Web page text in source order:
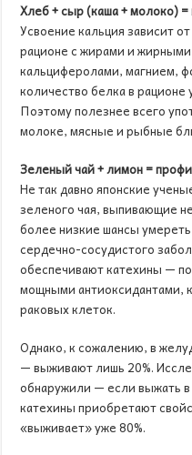
Хлеб + сыр (каша + молоко)
Усвоение кальция зависит
рационе с жирами и
кальциферолами, магнием,
количество белка в рационе
Поэтому полезнее всего
молоке, мясные и рыбные
Зеленый чай + лимон =
Не так давно японские
зеленого чая, выпивающие
более низкие шансы
сердечно-сосудистого
обеспечивают катехины —
мощными антиоксидантами,
раковых клеток.
Однако, к сожалению, в
— выживают лишь 20%.
обнаружили — если выжать
катехины приобретают
«выживает» уже 80%.